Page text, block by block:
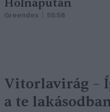
Holnapután
Greendex 55:58
Vitorlavirág –
a te